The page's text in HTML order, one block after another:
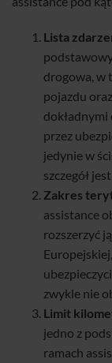
Lista
drogowa, w
pojazdu
przez
jedynie w
szczegół
Zakres
assistance
rozszerzyć
zwykle nie
Limit
jedno z
ramach